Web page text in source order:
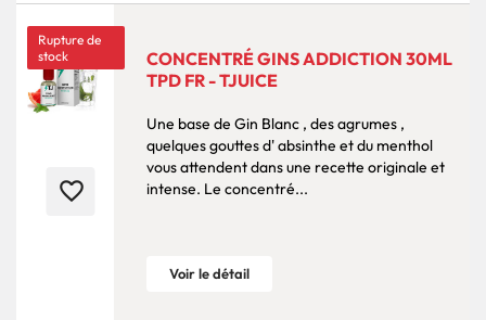
Rupture de
stock
favorite_border
CONCENTRÉ GINS ADDICTION 30ML
TPD FR - TJUICE
Une base de Gin Blanc , des agrumes ,
quelques gouttes d' absinthe et du menthol
vous attendent dans une recette originale et
intense. Le concentré...
Voir le détail